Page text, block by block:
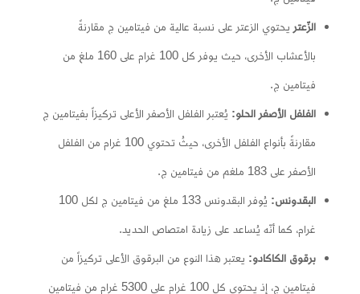
الزّعتر يحتوي الزعتر على نسبة عالية من فيتامين ج مقارنةً
بالأعشاب الأخرى، حيث يوفر كل 100 غرام على 160 ملغ من
فيتامين ج.
الفلفل الأصفر الحلو: يُعتبر الفلفل الأصفر الأعلى تركيزاً بفيتامين ج
مقارنةً بأنواع الفلفل الأخرى، حيثُ تحتوي 100 غرام من الفلفل
الأصفر على 183 ملغم من فيتامين ج.
البقدونس: يُوفر البقدونس 133 ملغ من فيتامين ج لكل 100
غرام، كما أنّه يُساعد على زيادة امتصاص الحديد.
برقوق الكاكادو: يعتبر هذا النوع من البرقوق الأعلى تركيزاً من
فيتامين ج، إذ يحتوي كل 100 غرام على 5300 غرام من فيتامين